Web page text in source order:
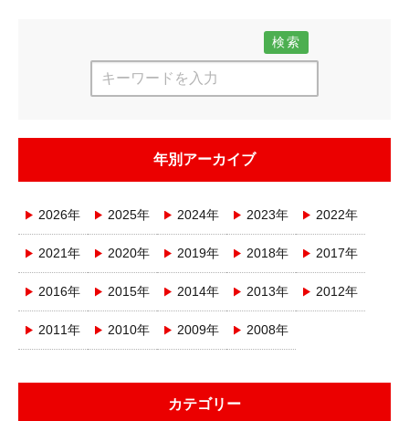
検索
年別アーカイブ
2026年 2025年 2024年 2023年 2022年
2021年 2020年 2019年 2018年 2017年
2016年 2015年 2014年 2013年 2012年
2011年 2010年 2009年 2008年
カテゴリー